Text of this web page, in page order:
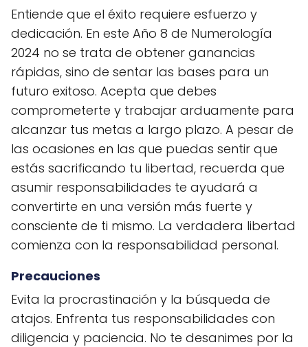
Entiende que el éxito requiere esfuerzo y
dedicación. En este Año 8 de Numerología
2024 no se trata de obtener ganancias
rápidas, sino de sentar las bases para un
futuro exitoso. Acepta que debes
comprometerte y trabajar arduamente para
alcanzar tus metas a largo plazo. A pesar de
las ocasiones en las que puedas sentir que
estás sacrificando tu libertad, recuerda que
asumir responsabilidades te ayudará a
convertirte en una versión más fuerte y
consciente de ti mismo. La verdadera libertad
comienza con la responsabilidad personal.
Precauciones
Evita la procrastinación y la búsqueda de
atajos. Enfrenta tus responsabilidades con
diligencia y paciencia. No te desanimes por la